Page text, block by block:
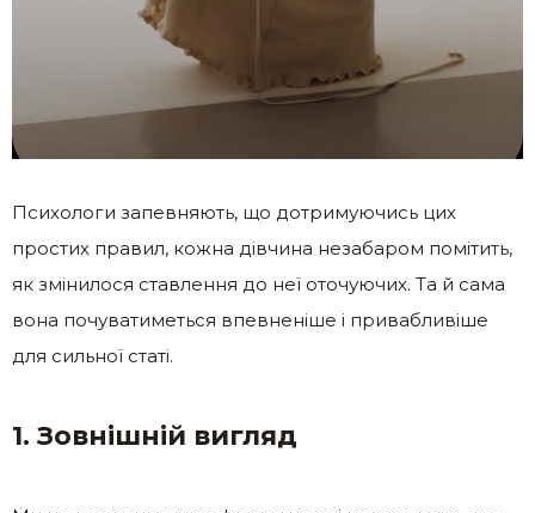
Психологи запевняють, що дотримуючись цих
простих правил, кожна дівчина незабаром помітить,
як змінилося ставлення до неї оточуючих. Та й сама
вона почуватиметься впевненіше і привабливіше
для сильної статі.
1. Зовнішній вигляд